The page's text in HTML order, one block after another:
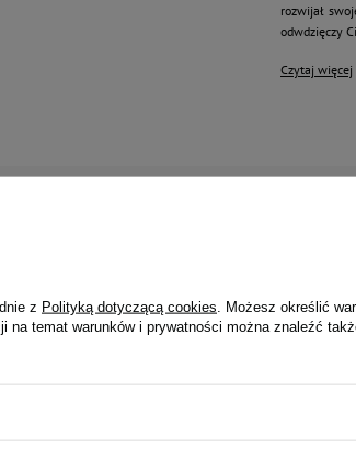
rozwijał
odwdzięczy
Czytaj więcej
na pierwsze
Podaj swój adres e-mail
z Polityką dotyczącą cookies . Możesz określić
na temat warunków i prywatności można znaleźć